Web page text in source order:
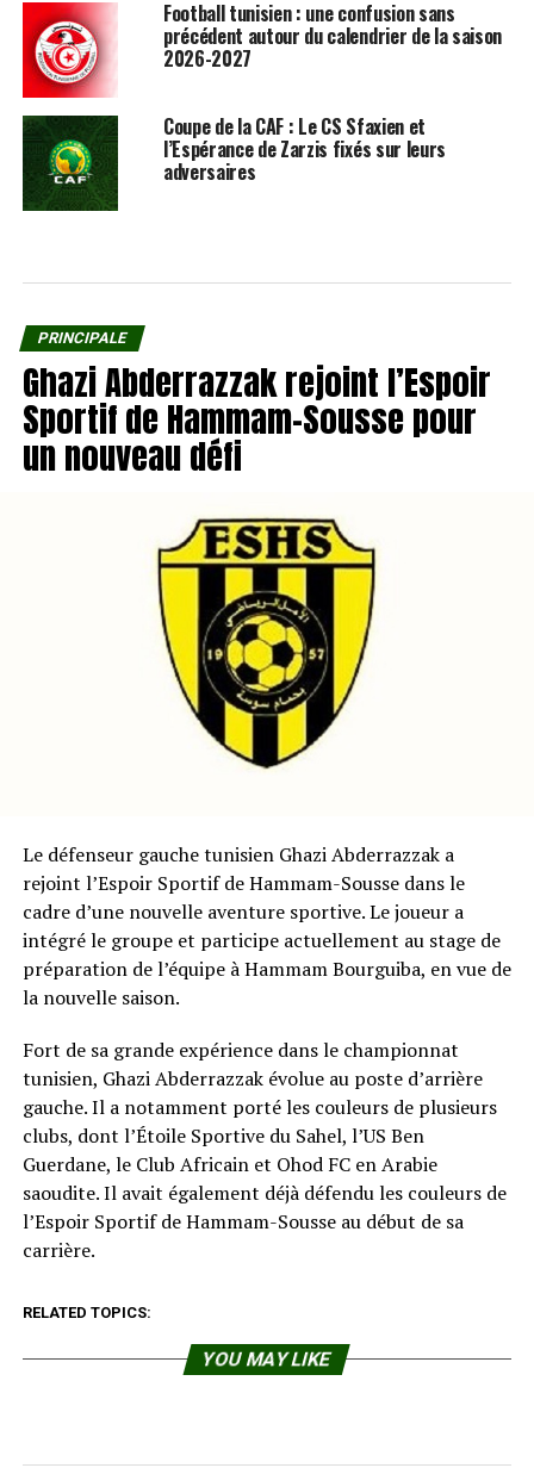
Football tunisien : une confusion sans
précédent autour du calendrier de la saison
2026-2027
Coupe de la CAF : Le CS Sfaxien et
l’Espérance de Zarzis fixés sur leurs
adversaires
PRINCIPALE
Ghazi Abderrazzak rejoint l’Espoir
Sportif de Hammam-Sousse pour
un nouveau défi
Le défenseur gauche tunisien Ghazi Abderrazzak a
rejoint l’Espoir Sportif de Hammam-Sousse dans le
cadre d’une nouvelle aventure sportive. Le joueur a
intégré le groupe et participe actuellement au stage de
préparation de l’équipe à Hammam Bourguiba, en vue de
la nouvelle saison.
Fort de sa grande expérience dans le championnat
tunisien, Ghazi Abderrazzak évolue au poste d’arrière
gauche. Il a notamment porté les couleurs de plusieurs
clubs, dont l’Étoile Sportive du Sahel, l’US Ben
Guerdane, le Club Africain et Ohod FC en Arabie
saoudite. Il avait également déjà défendu les couleurs de
l’Espoir Sportif de Hammam-Sousse au début de sa
carrière.
RELATED TOPICS:
YOU MAY LIKE